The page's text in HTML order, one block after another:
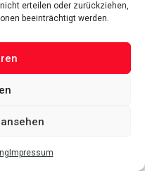
erteilen oder zurückziehen,
beeinträchtigt werden.
Impressum
muss ich bei
sind die Optimierung
und
ethische